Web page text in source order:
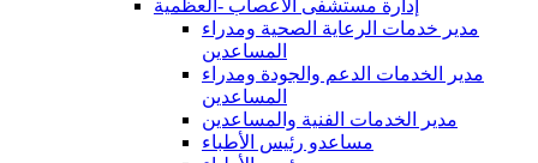
إدارة مستشفى الأعصاب -العظمية
مدير خدمات الرعاية الصحية ومدراء
المساعدين
مدير الخدمات الدعم والجودة ومدراء
المساعدين
مدير الخدمات الفنية والمساعدين
مساعدو رئيس الأطباء